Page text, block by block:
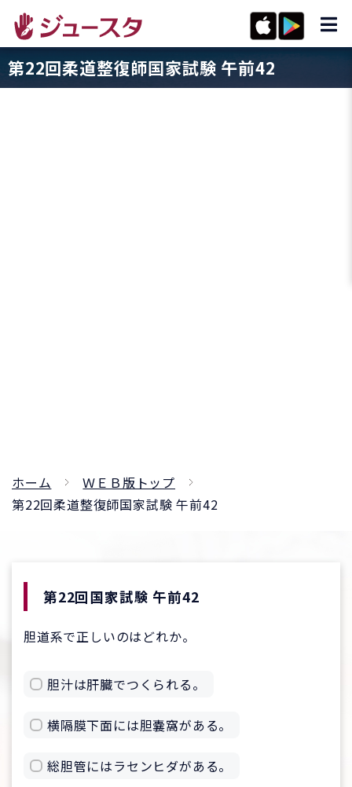
第22回柔道整復師国家試験 午前42
ホーム
ＷＥＢ版トップ
第22回柔道整復師国家試験 午前42
第22回国家試験 午前42
胆道系で正しいのはどれか。
胆汁は肝臓でつくられる。
横隔膜下面には胆嚢窩がある。
総胆管にはラセンヒダがある。